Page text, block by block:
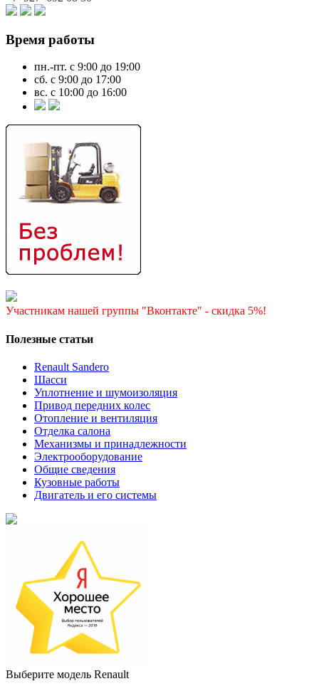
Время работы
пн.-пт. с 9:00 до 19:00
сб. с 9:00 до 17:00
вс. с 10:00 до 16:00
Участникам нашей группы "Вконтакте" - скидка 5%!
Полезные статьи
Renault Sandero
Шасси
Уплотнение и шумоизоляция
Привод передних колес
Отопление и вентиляция
Отделка салона
Механизмы и принадлежности
Электрооборудование
Общие сведения
Кузовные работы
Двигатель и его системы
Выберите модель Renault